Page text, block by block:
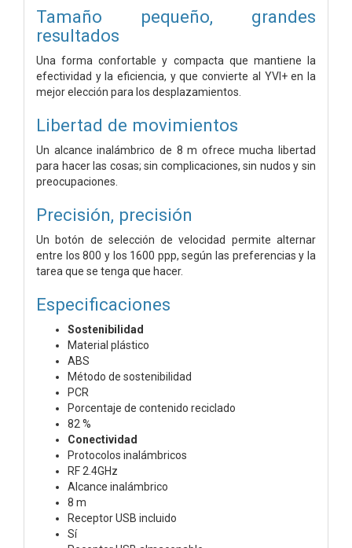
Tamaño pequeño, grandes
resultados
Una forma confortable y compacta que mantiene la
efectividad y la eficiencia, y que convierte al YVI+ en la
mejor elección para los desplazamientos.
Libertad de movimientos
Un alcance inalámbrico de 8 m ofrece mucha libertad
para hacer las cosas; sin complicaciones, sin nudos y sin
preocupaciones.
Precisión, precisión
Un botón de selección de velocidad permite alternar
entre los 800 y los 1600 ppp, según las preferencias y la
tarea que se tenga que hacer.
Especificaciones
Sostenibilidad
Material plástico
ABS
Método de sostenibilidad
PCR
Porcentaje de contenido reciclado
82 %
Conectividad
Protocolos inalámbricos
RF 2.4GHz
Alcance inalámbrico
8 m
Receptor USB incluido
Sí